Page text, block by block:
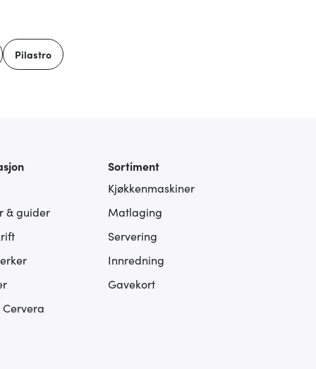
Pilastro
& guider
Cervera
Sortiment
Kjøkkenmaskiner
Matlaging
Servering
Innredning
Gavekort